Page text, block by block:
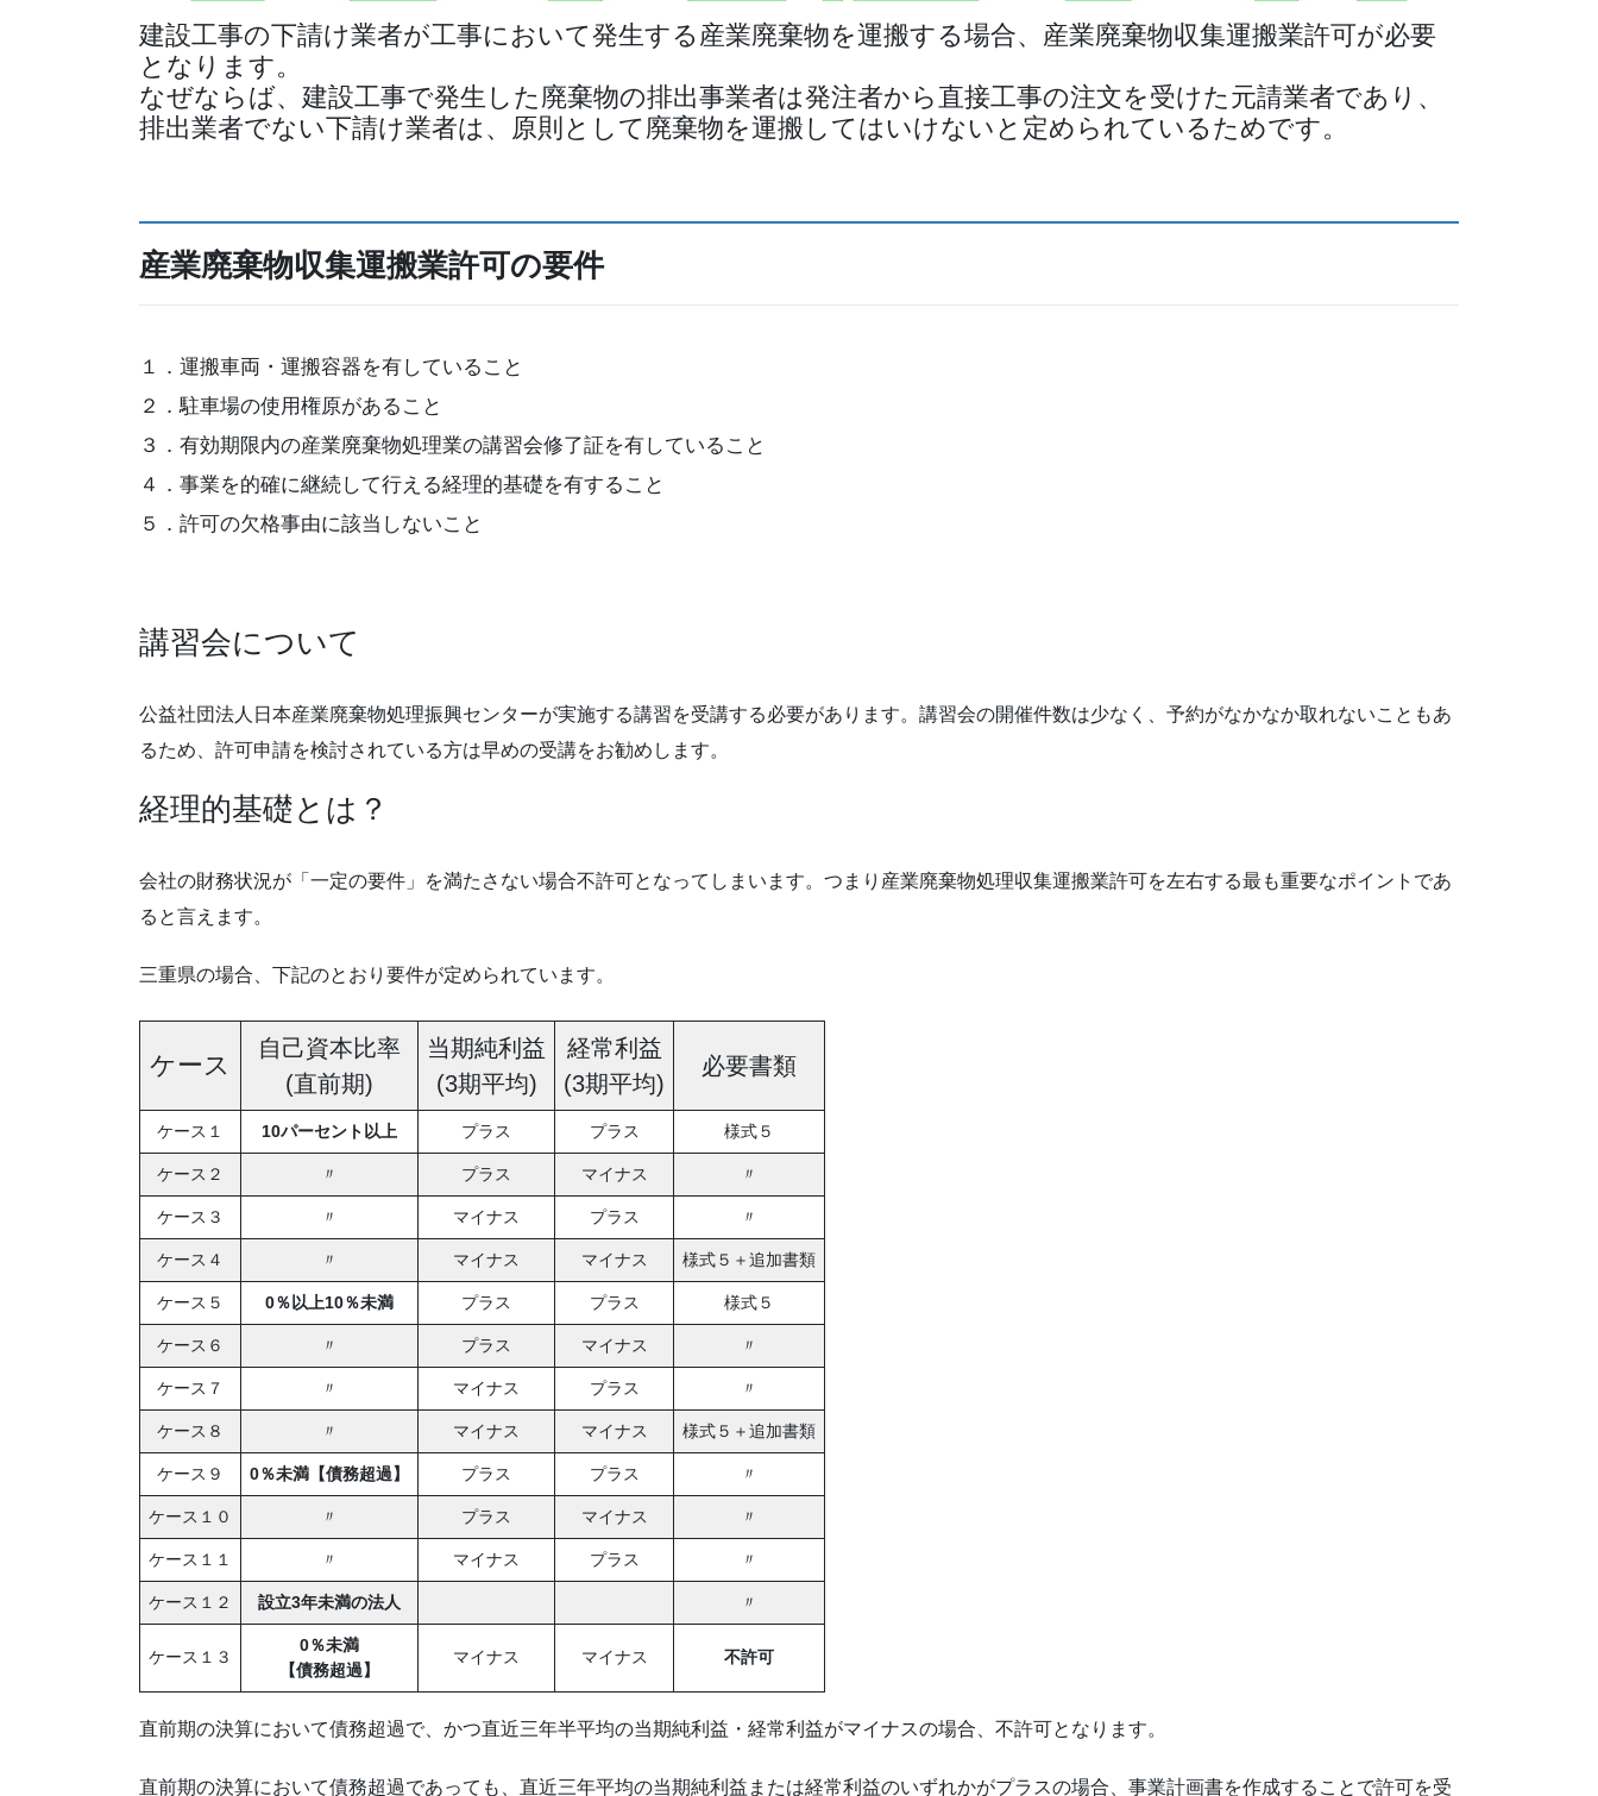
建設工事の下請け業者が工事において発生する産業廃棄物を運搬する場合、産業廃棄物収集運搬業許可が必要
となります。
なぜならば、建設工事で発生した廃棄物の排出事業者は発注者から直接工事の注文を受けた元請業者であり、
排出業者でない下請け業者は、原則として廃棄物を運搬してはいけないと定められているためです。
産業廃棄物収集運搬業許可の要件
１．運搬車両・運搬容器を有していること
２．駐車場の使用権原があること
３．有効期限内の産業廃棄物処理業の講習会修了証を有していること
４．事業を的確に継続して行える経理的基礎を有すること
５．許可の欠格事由に該当しないこと
講習会について
公益社団法人日本産業廃棄物処理振興センターが実施する講習を受講する必要があります。講習会の開催件数は少なく、予約がなかなか取れないこともあ
るため、許可申請を検討されている方は早めの受講をお勧めします。
経理的基礎とは？
会社の財務状況が「一定の要件」を満たさない場合不許可となってしまいます。つまり産業廃棄物処理収集運搬業許可を左右する最も重要なポイントであ
ると言えます。
三重県の場合、下記のとおり要件が定められています。
ケース
自己資本比率
(直前期)
当期純利益
(3期平均)
経常利益
(3期平均)
必要書類
ケース１ 10パーセント以上 プラス プラス 様式５
ケース２ 〃 プラス マイナス 〃
ケース３ 〃 マイナス プラス 〃
ケース４ 〃 マイナス マイナス 様式５＋追加書類
ケース５ 0％以上10％未満 プラス プラス 様式５
ケース６ 〃 プラス マイナス 〃
ケース７ 〃 マイナス プラス 〃
ケース８ 〃 マイナス マイナス 様式５＋追加書類
ケース９ 0％未満【債務超過】 プラス プラス 〃
ケース１０ 〃 プラス マイナス 〃
ケース１１ 〃 マイナス プラス 〃
ケース１２ 設立3年未満の法人 〃
ケース１３
0％未満
【債務超過】
マイナス マイナス 不許可
直前期の決算において債務超過で、かつ直近三年半平均の当期純利益・経常利益がマイナスの場合、不許可となります。
直前期の決算において債務超過であっても、直近三年平均の当期純利益または経常利益のいずれかがプラスの場合、事業計画書を作成することで許可を受